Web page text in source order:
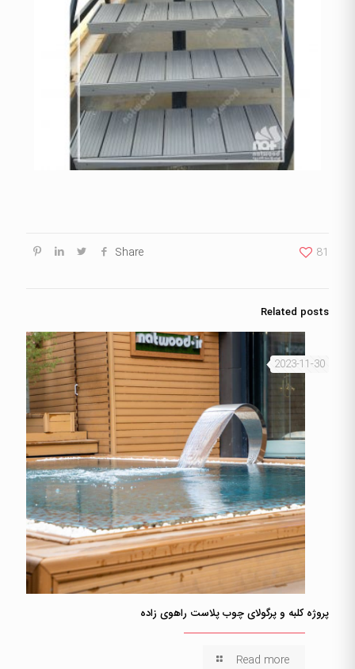
Share 81
Related posts
2023-11-30
پروژه کلبه و پرگولای چوب پلاست راهوی زاده
Read more